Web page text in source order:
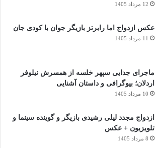
12 مرداد 1405
عکس ازدواج اما رابرتز بازیگر جوان با کودی جان
11 مرداد 1405
ماجرای جدایی سپهر خلسه از همسرش نیلوفر
اردلان؛ بیوگرافی و داستان آشنایی
10 مرداد 1405
ازدواج مجدد لیلی رشیدی بازیگر و گوینده سینما و
تلویزیون + عکس
8 مرداد 1405